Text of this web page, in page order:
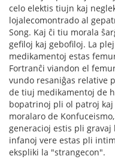
celo elektis tiujn kaj
lojalecomontrado al
Song. Kaj ĉi tiu morala
gefiloj kaj gebofiloj. La
medikamentoj estas
Fortranĉi viandon el
vundo resaniĝas relative
de tiuj medikamentoj de
bopatrinoj pli ol patroj
moralaro de
generacioj estis pli
infanoj vere estas pli
ekspliki la "strangecon".